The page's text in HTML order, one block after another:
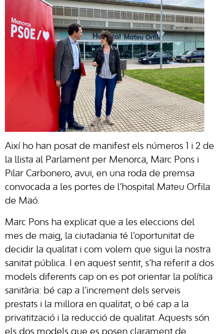
Així ho han posat de manifest els números 1 i 2 de
la llista al Parlament per Menorca, Marc Pons i
Pilar Carbonero, avui, en una roda de premsa
convocada a les portes de l’hospital Mateu Orfila
de Maó.
Marc Pons ha explicat que a les eleccions del
mes de maig, la ciutadania té l’oportunitat de
decidir la qualitat i com volem que sigui la nostra
sanitat pública. I en aquest sentit, s’ha referit a dos
models diferents cap on es pot orientar la política
sanitària: bé cap a l’increment dels serveis
prestats i la millora en qualitat, o bé cap a la
privatització i la reducció de qualitat. Aquests són
els dos models que es posen clarament de